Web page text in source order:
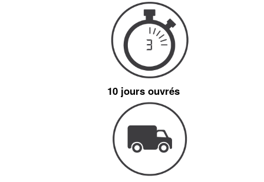
10 jours ouvrés